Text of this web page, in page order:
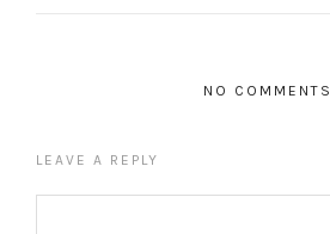
NO COMMENTS
LEAVE A REPLY